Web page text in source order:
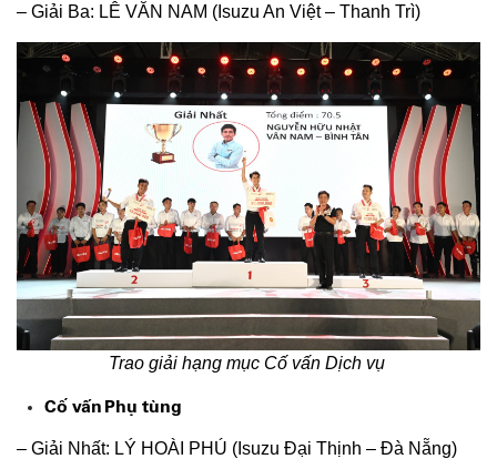
– Giải Ba: LÊ VĂN NAM (Isuzu An Việt – Thanh Trì)
Trao giải hạng mục Cố vấn Dịch vụ
Cố vấnPhụ tùng
– Giải Nhất: LÝ HOÀI PHÚ (Isuzu Đại Thịnh – Đà Nẵng)​